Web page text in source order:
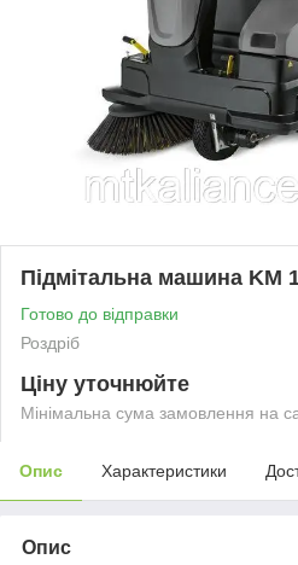
Підмітальна машина KM
Готово до відправки
Роздріб
Ціну уточнюйте
Мінімальна сума замовлення на
Опис Характеристики
Опис